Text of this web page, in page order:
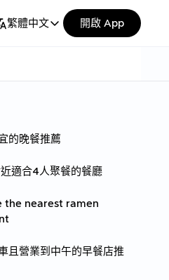
繁體中文 開啟 App
的晚餐推薦
近適合4人聚餐的餐廳
the nearest ramen
且營業到中午的早餐店推